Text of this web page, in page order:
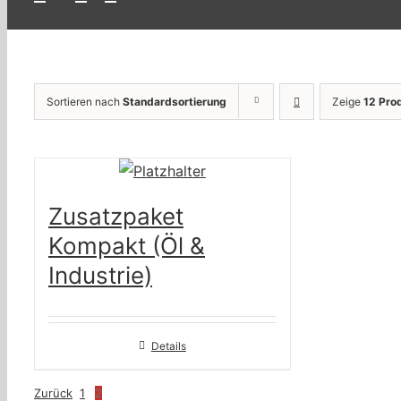
Sortieren nach Standardsortierung Zeige 12
Zusatzpaket
Kompakt (Öl &
Industrie)
Details
Zurück 1 2